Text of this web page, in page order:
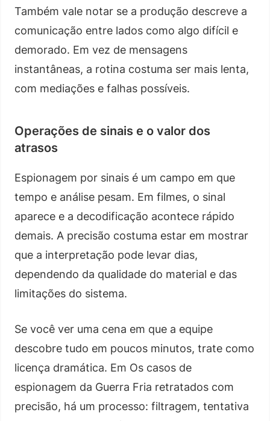
Também vale notar se a produção descreve a
comunicação entre lados como algo difícil e
demorado. Em vez de mensagens
instantâneas, a rotina costuma ser mais lenta,
com mediações e falhas possíveis.
Operações de sinais e o valor dos
atrasos
Espionagem por sinais é um campo em que
tempo e análise pesam. Em filmes, o sinal
aparece e a decodificação acontece rápido
demais. A precisão costuma estar em mostrar
que a interpretação pode levar dias,
dependendo da qualidade do material e das
limitações do sistema.
Se você ver uma cena em que a equipe
descobre tudo em poucos minutos, trate como
licença dramática. Em Os casos de
espionagem da Guerra Fria retratados com
precisão, há um processo: filtragem, tentativa